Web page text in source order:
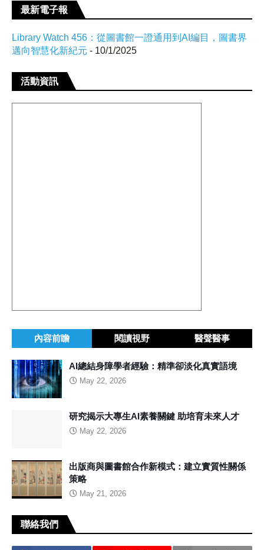
最新電子報
Library Watch 456：從圖書館一證通用到AI編目，圖書界
邁向智慧化新紀元 - 10/1/2025
活動資訊
內容前瞻 閱讀視野 醫聲醫事
AI總結身障學者經驗：精準卻淡化真實語境
May 22, 2026
研究揭示大專生AI素養關鍵 助培育未來人才
May 22, 2026
出版商與圖書館合作新模式：建立實質性關係
策略
May 21, 2026
聯絡我們